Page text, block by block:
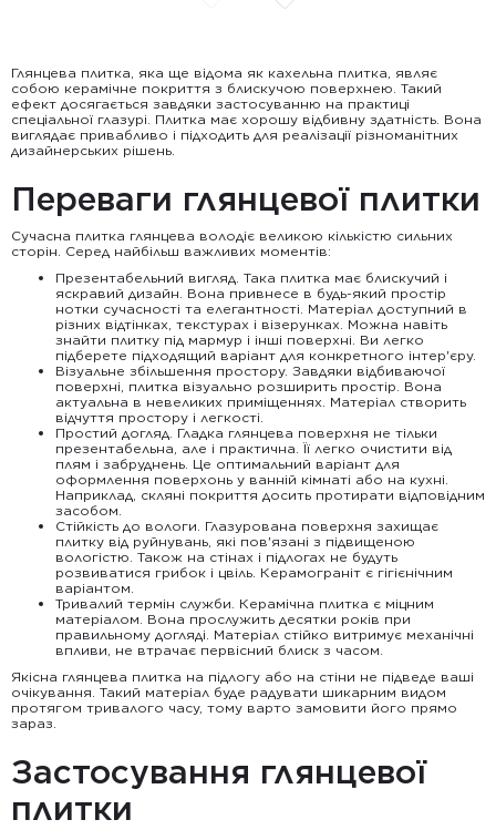
Глянцева плитка, яка ще відома як кахельна плитка, являє
собою керамічне покриття з блискучою поверхнею. Такий
ефект досягається завдяки застосуванню на практиці
спеціальної глазурі. Плитка має хорошу відбивну здатність. Вона
виглядає привабливо і підходить для реалізації різноманітних
дизайнерських рішень.
Переваги глянцевої плитки
Сучасна плитка глянцева володіє великою кількістю сильних
сторін. Серед найбільш важливих моментів:
Презентабельний вигляд. Така плитка має блискучий і
яскравий дизайн. Вона привнесе в будь-який простір
нотки сучасності та елегантності. Матеріал доступний в
різних відтінках, текстурах і візерунках. Можна навіть
знайти плитку під мармур і інші поверхні. Ви легко
підберете підходящий варіант для конкретного інтер'єру.
Візуальне збільшення простору. Завдяки відбиваючої
поверхні, плитка візуально розширить простір. Вона
актуальна в невеликих приміщеннях. Матеріал створить
відчуття простору і легкості.
Простий догляд. Гладка глянцева поверхня не тільки
презентабельна, але і практична. Її легко очистити від
плям і забруднень. Це оптимальний варіант для
оформлення поверхонь у ванній кімнаті або на кухні.
Наприклад, скляні покриття досить протирати відповідним
засобом.
Стійкість до вологи. Глазурована поверхня захищає
плитку від руйнувань, які пов'язані з підвищеною
вологістю. Також на стінах і підлогах не будуть
розвиватися грибок і цвіль. Керамограніт є гігієнічним
варіантом.
Тривалий термін служби. Керамічна плитка є міцним
матеріалом. Вона прослужить десятки років при
правильному догляді. Матеріал стійко витримує механічні
впливи, не втрачає первісний блиск з часом.
Якісна глянцева плитка на підлогу або на стіни не підведе ваші
очікування. Такий матеріал буде радувати шикарним видом
протягом тривалого часу, тому варто замовити його прямо
зараз.
Застосування глянцевої
плитки